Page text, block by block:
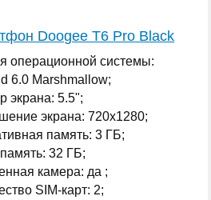
Doogee T6 Pro Black
операционной системы:
6.0 Marshmallow;
экрана: 5.5";
экрана: 720x1280;
память: 3 ГБ;
32 ГБ;
камера: да ;
SIM-карт: 2;